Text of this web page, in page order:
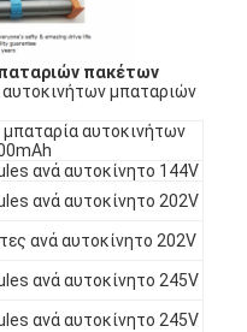
πακέτων
μπαταριών
μπαταρία αυτοκινήτων
ανά αυτοκίνητο 144V
ανά αυτοκίνητο 202V
ανά αυτοκίνητο 202V
ανά αυτοκίνητο 245V
ανά αυτοκίνητο 245V